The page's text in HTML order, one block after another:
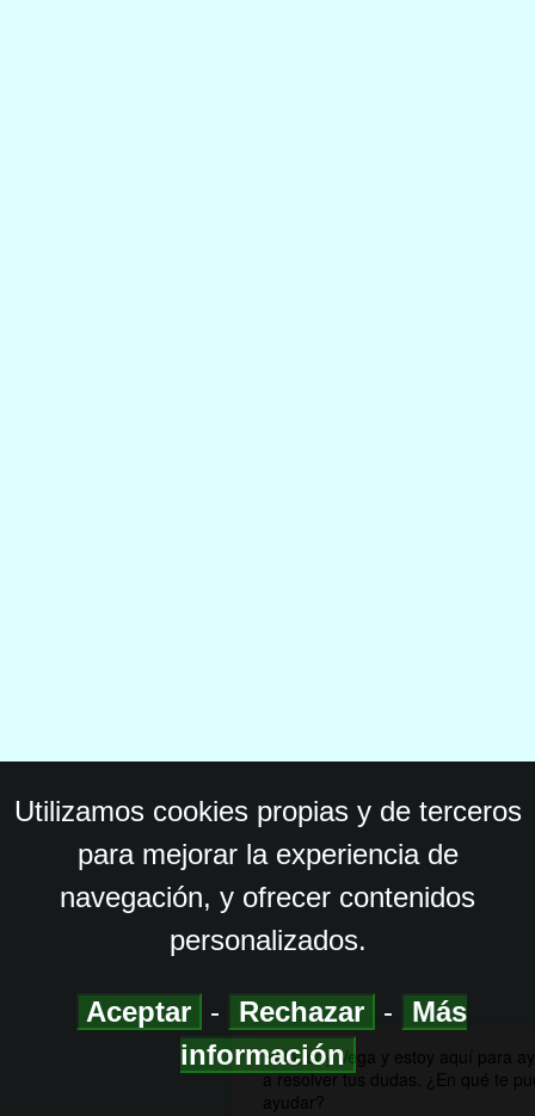
Utilizamos cookies propias y de terceros
para mejorar la experiencia de
navegación, y ofrecer contenidos
personalizados.
Aceptar - Rechazar -
Más
información